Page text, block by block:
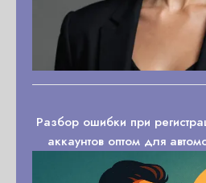
Разбор ошибки при
аккаунтов оптом для